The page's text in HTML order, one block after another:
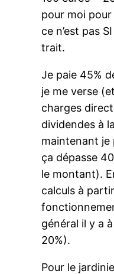
pour moi
ce n’est pas
trait.
Je paie 45%
je me verse
charges
dividendes à
maintenant je
ça dépasse
le montant).
calculs à
général il y a
20%).
Pour le